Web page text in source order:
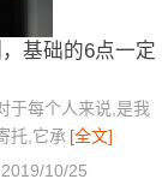
基础的6点一定
于每个人来说,是我
托,它承 [全文]
2019/10/25